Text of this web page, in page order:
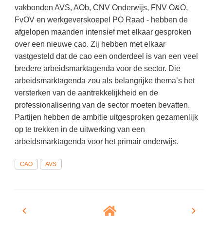
vakbonden AVS, AOb, CNV Onderwijs, FNV O&O,
FvOV en werkgeverskoepel PO Raad - hebben de
afgelopen maanden intensief met elkaar gesproken
over een nieuwe cao. Zij hebben met elkaar
vastgesteld dat de cao een onderdeel is van een veel
bredere arbeidsmarktagenda voor de sector. Die
arbeidsmarktagenda zou als belangrijke thema’s het
versterken van de aantrekkelijkheid en de
professionalisering van de sector moeten bevatten.
Partijen hebben de ambitie uitgesproken gezamenlijk
op te trekken in de uitwerking van een
arbeidsmarktagenda voor het primair onderwijs.
CAO AVS